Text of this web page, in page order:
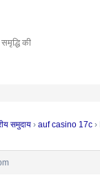
की
समुदाय › auf casino 17c ›